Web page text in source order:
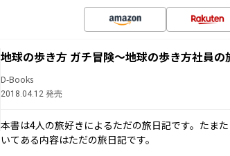
地球の歩き方 ガチ冒険～地球の歩き方社員の
D-Books
2018.04.12 発売
本書は4人の旅好きによるただの旅日記です。たま
いてある内容はただの旅日記です。